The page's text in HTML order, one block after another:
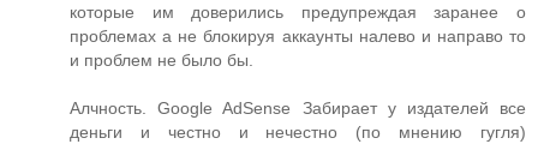
которые им доверились предупреждая заранее о
проблемах а не блокируя аккаунты налево и направо то
и проблем не было бы.
Алчность. Google AdSense Забирает у издателей все
деньги и честно и нечестно (по мнению гугля)